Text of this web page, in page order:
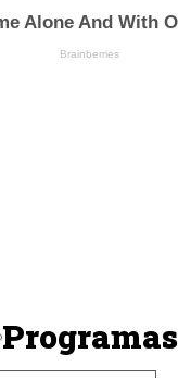
Programas